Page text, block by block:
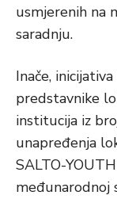
usmjerenih na
saradnju.
Inače,
predstavnike
institucija iz
unapređenja
SALTO-
međunarodnoj